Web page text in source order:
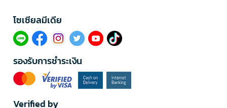
โซเซียลมีเดีย​
รองรับการชำระเงิน
Verified by